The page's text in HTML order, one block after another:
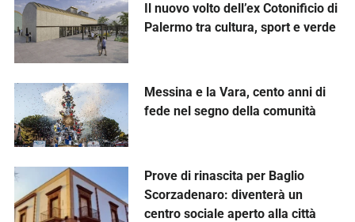
Il nuovo volto dell’ex Cotonificio di
Palermo tra cultura, sport e verde
Messina e la Vara, cento anni di
fede nel segno della comunità
Prove di rinascita per Baglio
Scorzadenaro: diventerà un
centro sociale aperto alla città